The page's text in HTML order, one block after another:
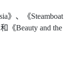
》、《Steamboat
《Beauty and the